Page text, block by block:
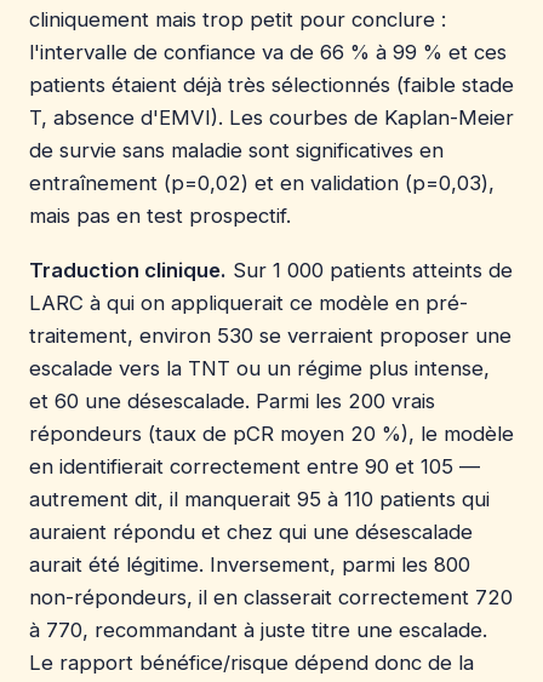
cliniquement mais trop petit pour conclure :
l'intervalle de confiance va de 66 % à 99 % et ces
patients étaient déjà très sélectionnés (faible stade
T, absence d'EMVI). Les courbes de Kaplan-Meier
de survie sans maladie sont significatives en
entraînement (p=0,02) et en validation (p=0,03),
mais pas en test prospectif.
Traduction clinique. Sur 1 000 patients atteints de
LARC à qui on appliquerait ce modèle en pré-
traitement, environ 530 se verraient proposer une
escalade vers la TNT ou un régime plus intense,
et 60 une désescalade. Parmi les 200 vrais
répondeurs (taux de pCR moyen 20 %), le modèle
en identifierait correctement entre 90 et 105 —
autrement dit, il manquerait 95 à 110 patients qui
auraient répondu et chez qui une désescalade
aurait été légitime. Inversement, parmi les 800
non-répondeurs, il en classerait correctement 720
à 770, recommandant à juste titre une escalade.
Le rapport bénéfice/risque dépend donc de la